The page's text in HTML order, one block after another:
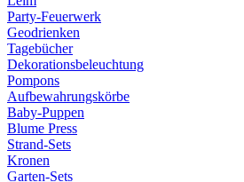
Party-Feuerwerk
Geodrienken
Tagebücher
Dekorationsbeleuchtung
Pompons
Aufbewahrungskörbe
Baby-Puppen
Blume Press
Strand-Sets
Kronen
Garten-Sets